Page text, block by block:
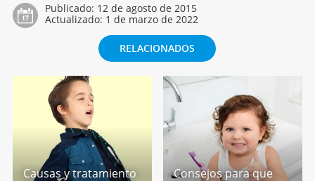
Publicado: 12 de agosto de 2015
Actualizado: 1 de marzo de 2022
RELACIONADOS
Causas y tratamiento
Consejos para que